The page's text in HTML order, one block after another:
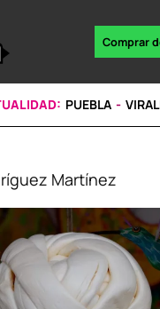
noticias
Comprar
PUEBLA
Martínez